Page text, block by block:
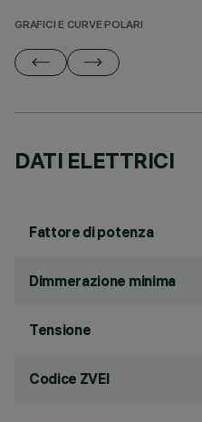
GRAFICI E CURVE POLARI
DATI ELETTRICI
Fattore di potenza
Dimmerazione minima
Tensione
Codice ZVEI